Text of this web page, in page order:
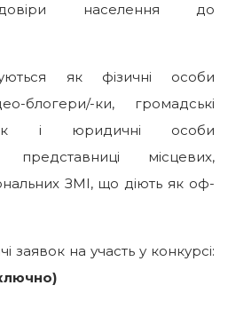
населення до
як фізичні особи
блогери/-ки, громадські
так і юридичні особи
місцевих,
ЗМІ, що діють як оф-
заявок на участь у конкурсі: